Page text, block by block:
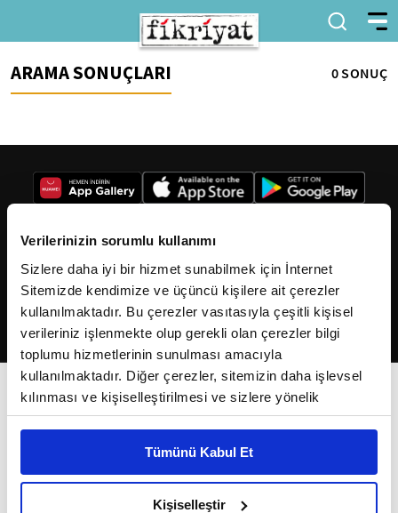
Verilerinizin sorumlu kullanımı
Sizlere daha iyi bir hizmet sunabilmek için İnternet
Sitemizde kendimize ve üçüncü kişilere ait çerezler
kullanılmaktadır. Bu çerezler vasıtasıyla çeşitli kişisel
verileriniz işlenmekte olup gerekli olan çerezler bilgi
toplumu hizmetlerinin sunulması amacıyla
kullanılmaktadır. Diğer çerezler, sitemizin daha işlevsel
kılınması ve kişiselleştirilmesi ve sizlere yönelik
reklam/pazarlama faaliyetlerinin yapılması, amaçlarıyla
Çerezlere ilişkin tercihlerinizi çerez paneli vasıtasıyla
belirleyebilirsiniz. Çerezlere ilişkin detaylı bilgi için
Ayarlar butonuna tıklayabilir,Çerez Bilgilendirme
Tümünü Kabul Et
Kişiselleştir
ARAMA SONUÇLARI 0 SONUÇ
2026Fikriyat. Tüm hakları saklıdır.